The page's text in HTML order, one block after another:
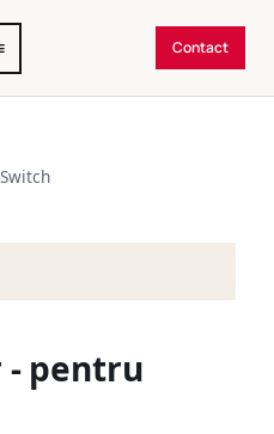
Contact
- pentru